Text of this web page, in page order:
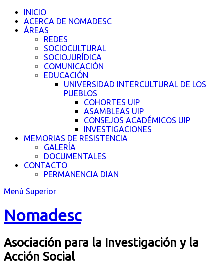
Saltar
contenido
INICIO
ACERCA DE NOMADESC
ÁREAS
REDES
SOCIOCULTURAL
SOCIOJURÍDICA
COMUNICACIÓN
EDUCACIÓN
UNIVERSIDAD INTERCULTURAL DE LOS
PUEBLOS
COHORTES UIP
ASAMBLEAS UIP
CONSEJOS ACADÉMICOS UIP
INVESTIGACIONES
MEMORIAS DE RESISTENCIA
GALERÍA
DOCUMENTALES
CONTACTO
PERMANENCIA DIAN
Menú Superior
Nomadesc
Asociación para la Investigación y la
Acción Social